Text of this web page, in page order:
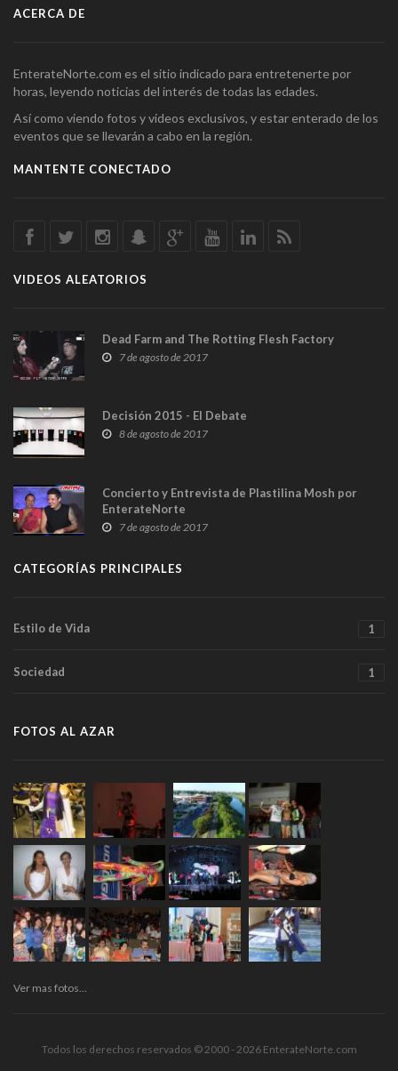
ACERCA DE
EnterateNorte.com es el sitio indicado para entretenerte por
horas, leyendo noticias del interés de todas las edades.
Así como viendo fotos y videos exclusivos, y estar enterado de los
eventos que se llevarán a cabo en la región.
MANTENTE CONECTADO
VIDEOS ALEATORIOS
Dead Farm and The Rotting Flesh Factory
7 de agosto de 2017
Decisión 2015 - El Debate
8 de agosto de 2017
Concierto y Entrevista de Plastilina Mosh por
EnterateNorte
7 de agosto de 2017
CATEGORÍAS PRINCIPALES
Estilo de Vida 1
Sociedad 1
FOTOS AL AZAR
Ver mas fotos...
Todos los derechos reservados © 2000 - 2026 EnterateNorte.com